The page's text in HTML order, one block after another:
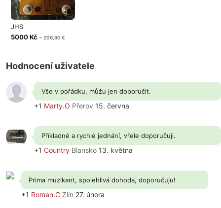
JHS
5000 Kč ~ 206,90 €
Hodnocení uživatele
Vše v pořádku, můžu jen doporučit.
+1 Marty.O Přerov 15. června
Příkladné a rychlé jednání, vřele doporučuji.
+1 Country Blansko 13. května
Prima muzikant, spolehlivá dohoda, doporučuju!
+1 Roman.C Zlín 27. února